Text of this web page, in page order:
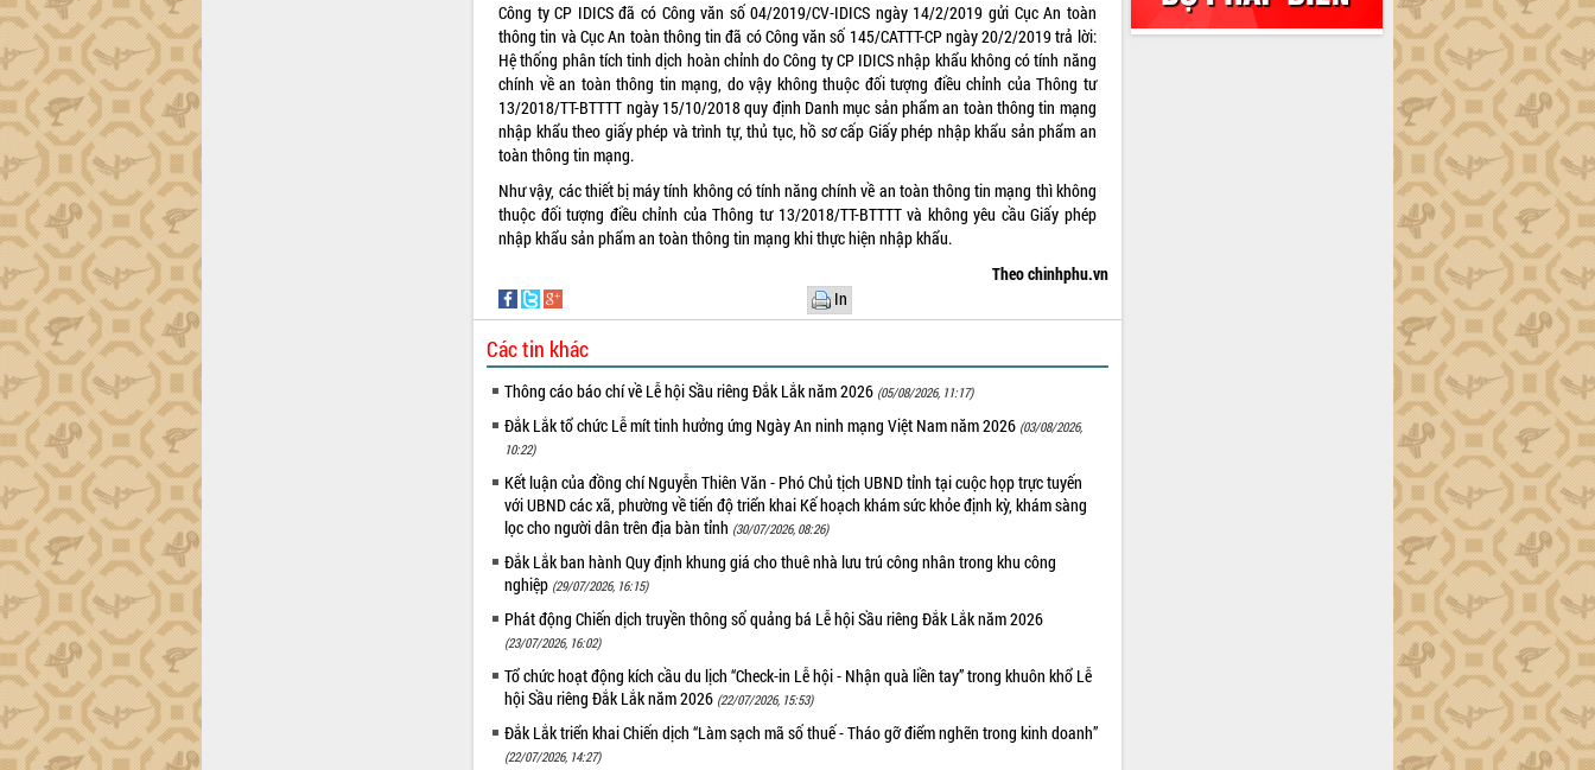
Công ty CP IDICS đã có Công văn số 04/2019/CV-IDICS ngày 14/2/2019 gửi Cục An toàn
thông tin và Cục An toàn thông tin đã có Công văn số 145/CATTT-CP ngày 20/2/2019 trả lời:
Hệ thống phân tích tinh dịch hoàn chỉnh do Công ty CP IDICS nhập khẩu không có tính năng
chính về an toàn thông tin mạng, do vậy không thuộc đối tượng điều chỉnh của Thông tư
13/2018/TT-BTTTT ngày 15/10/2018 quy định Danh mục sản phẩm an toàn thông tin mạng
nhập khẩu theo giấy phép và trình tự, thủ tục, hồ sơ cấp Giấy phép nhập khẩu sản phẩm an
toàn thông tin mạng.
Như vậy, các thiết bị máy tính không có tính năng chính về an toàn thông tin mạng thì không
thuộc đối tượng điều chỉnh của Thông tư 13/2018/TT-BTTTT và không yêu cầu Giấy phép
nhập khẩu sản phẩm an toàn thông tin mạng khi thực hiện nhập khẩu.
Theo chinhphu.vn
In
Các tin khác
Thông cáo báo chí về Lễ hội Sầu riêng Đắk Lắk năm 2026 (05/08/2026, 11:17)
Đắk Lắk tổ chức Lễ mít tinh hưởng ứng Ngày An ninh mạng Việt Nam năm 2026 (03/08/2026,
10:22)
Kết luận của đồng chí Nguyễn Thiên Văn - Phó Chủ tịch UBND tỉnh tại cuộc họp trực tuyến
với UBND các xã, phường về tiến độ triển khai Kế hoạch khám sức khỏe định kỳ, khám sàng
lọc cho người dân trên địa bàn tỉnh (30/07/2026, 08:26)
Đắk Lắk ban hành Quy định khung giá cho thuê nhà lưu trú công nhân trong khu công
nghiệp (29/07/2026, 16:15)
Phát động Chiến dịch truyền thông số quảng bá Lễ hội Sầu riêng Đắk Lắk năm 2026
(23/07/2026, 16:02)
Tổ chức hoạt động kích cầu du lịch “Check-in Lễ hội - Nhận quà liền tay” trong khuôn khổ Lễ
hội Sầu riêng Đắk Lắk năm 2026 (22/07/2026, 15:53)
Đắk Lắk triển khai Chiến dịch “Làm sạch mã số thuế - Tháo gỡ điểm nghẽn trong kinh doanh”
(22/07/2026, 14:27)